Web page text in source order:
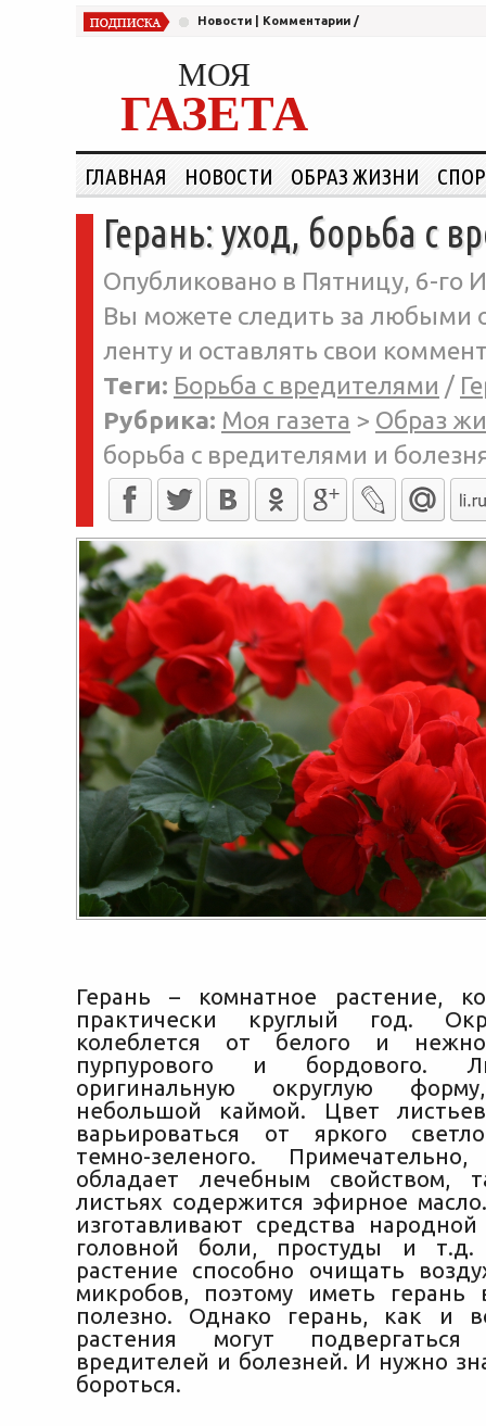
Новости Комментарии /
МОЯ
ГАЗЕТА
ГЛАВНАЯ НОВОСТИ ОБРАЗ ЖИЗНИ
Герань: уход, борьба с
Опубликовано в Пятницу, 6-го
Вы можете следить за любыми
ленту и оставлять свои
Теги: Борьба с вредителями /
Рубрика: Моя газета > Образ
борьба с вредителями и
Герань – комнатное растение,
практически круглый год.
колеблется от белого и
пурпурового и бордового.
оригинальную округлую
небольшой каймой. Цвет
варьироваться от яркого
темно-зеленого.
обладает лечебным
листьях содержится эфирное
изготавливают средства
головной боли, простуды и т.д.
растение способно очищать
микробов, поэтому иметь
полезно. Однако герань, как и
растения могут подвергаться
вредителей и болезней. И нужно
бороться.